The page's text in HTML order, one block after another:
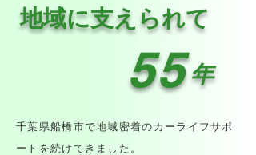
地域に支えられて
55年
千葉県船橋市で地域密着のカーライフサポ
ートを続けてきました。